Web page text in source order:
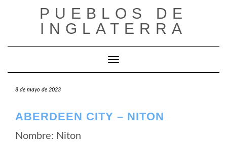
PUEBLOS DE
INGLATERRA
Cambiar modo de navegación
8 de mayo de 2023
ABERDEEN CITY – NITON
Nombre: Niton